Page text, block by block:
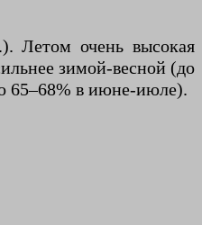
Летом очень высокая
зимой-весной (до
65–68% в июне-июле).